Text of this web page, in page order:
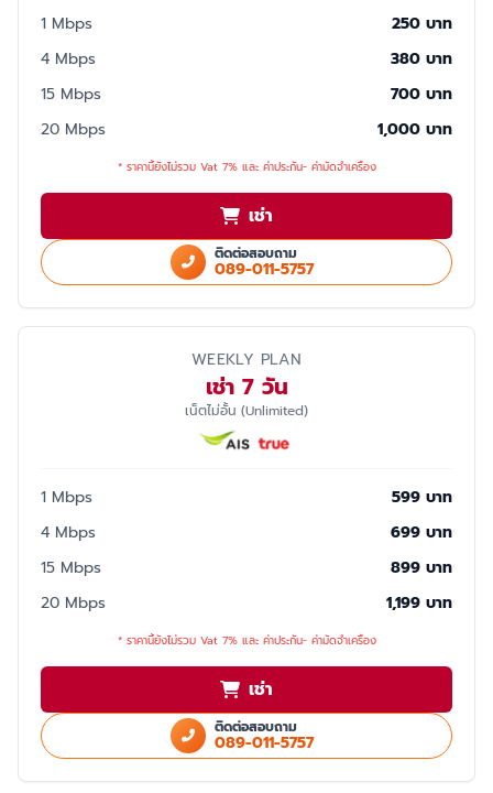
1 Mbps
250 บาท
4 Mbps
380 บาท
15 Mbps
700 บาท
20 Mbps
1,000 บาท
* ราคานี้ยังไม่รวม Vat 7% และ ค่าประกัน- ค่ามัดจำเครื่อง
เช่า
ติดต่อสอบถาม
089-011-5757
WEEKLY PLAN
เช่า 7 วัน
เน็ตไม่อั้น (Unlimited)
1 Mbps
599 บาท
4 Mbps
699 บาท
15 Mbps
899 บาท
20 Mbps
1,199 บาท
* ราคานี้ยังไม่รวม Vat 7% และ ค่าประกัน- ค่ามัดจำเครื่อง
เช่า
ติดต่อสอบถาม
089-011-5757